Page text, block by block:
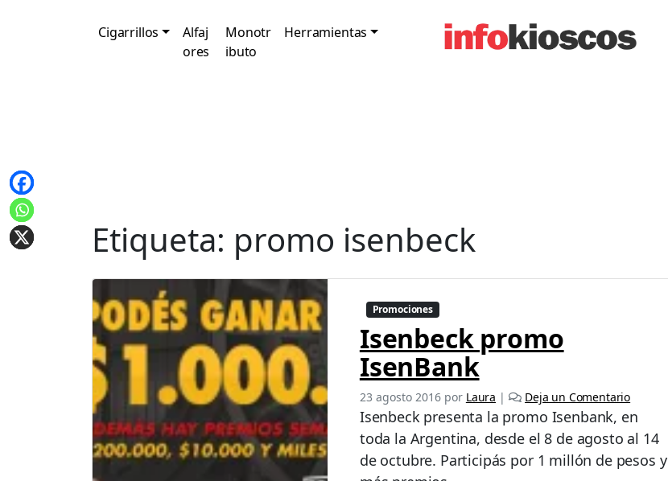
Cigarrillos
Alfaj
ores
Monotr
ibuto
Herramientas
Etiqueta: promo isenbeck
Promociones
Isenbeck promo
IsenBank
23 agosto 2016por Laura | Deja un Comentario
Isenbeck presenta la promo Isenbank, en
toda la Argentina, desde el 8 de agosto al 14
de octubre. Participás por 1 millón de pesos y